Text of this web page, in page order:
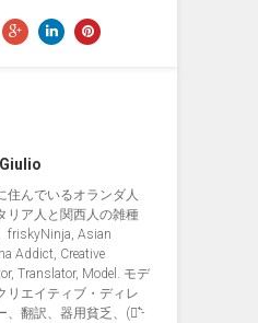
住んでいるオランダ人
リア人と関西人の雑種
friskyNinja, Asian
Addict, Creative
Translator, Model. モデ
リエイティブ・ディレ
、翻訳、器用貧乏、(ง︡'-